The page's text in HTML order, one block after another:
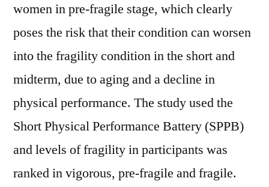
women in pre-fragile stage, which clearly
poses the risk that their condition can worsen
into the fragility condition in the short and
midterm, due to aging and a decline in
physical performance. The study used the
Short Physical Performance Battery (SPPB)
and levels of fragility in participants was
ranked in vigorous, pre-fragile and fragile.